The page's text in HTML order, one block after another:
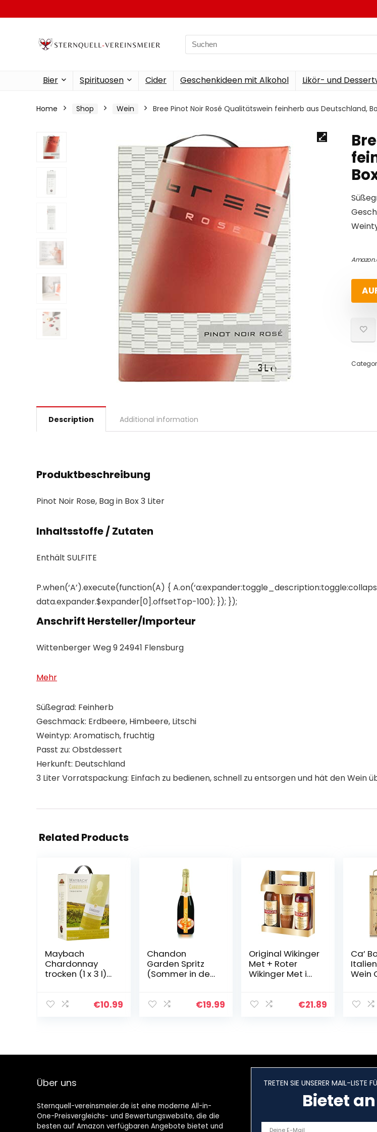
Search
for:
Bier Spirituosen Cider Geschenkideen mit Alkohol Likör- und
Home Shop Wein Bree Pinot Noir Rosé Qualitätswein feinherb aus Deutschland,
Description Additional information
Produktbeschreibung
Pinot Noir Rose, Bag in Box 3 Liter
Inhaltsstoffe / Zutaten
Enthält SULFITE
P.when(‘A’).execute(function(A) {
data.expander.$expander[0].offsetTop-100); }); });
Anschrift Hersteller/Importeur
Wittenberger Weg 9 24941 Flensburg
Mehr
Süßegrad: Feinherb
Geschmack: Erdbeere, Himbeere, Litschi
Weintyp: Aromatisch, fruchtig
Passt zu: Obstdessert
Herkunft: Deutschland
3 Liter Vorratspackung: Einfach zu bedienen, schnell zu entsorgen und hät den Wein
Related Products
Maybach
Chardonnay
trocken (1 x 3 l)
€10.99
Chandon
Garden Spritz
(Sommer in der
peel a 750ml
€19.99
Original Wikinger
Met + Roter
Wikinger Met im
Becher |
€21.89
Ca’
Wein
Über uns
Sternquell-vereinsmeier.de ist eine moderne All-in-
One-Preisvergleichs- und Bewertungswebsite, die die
besten auf Amazon verfügbaren Angebote bietet und
TRETEN SIE UNSERER MAIL-LISTE
Bietet an